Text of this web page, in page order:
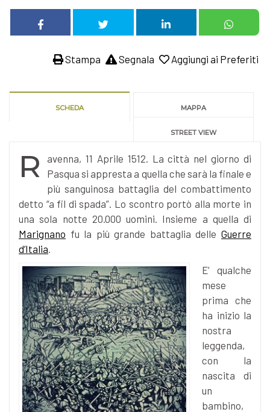
Aggiungi ai Preferiti
Segnala
Stampa
SCHEDA MAPPA
STREET VIEW
R
avenna, 11 Aprile 1512. La città nel giorno di
Pasqua si appresta a quella che sarà la finale e
più sanguinosa battaglia del combattimento
detto “a fil di spada”. Lo scontro portò alla morte in
una sola notte 20.000 uomini. Insieme a quella di
Marignano fu la più grande battaglia delle Guerre
d’Italia
E’ qualche
mese
prima che
ha inizio la
nostra
leggenda,
con la
nascita di
un
bambino,